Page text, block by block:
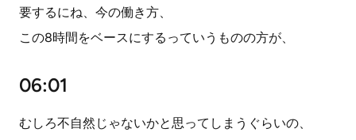
要するにね、今の働き方、
この8時間をベースにするっていうものの方が、
06:01
むしろ不自然じゃないかと思ってしまうぐらいの、